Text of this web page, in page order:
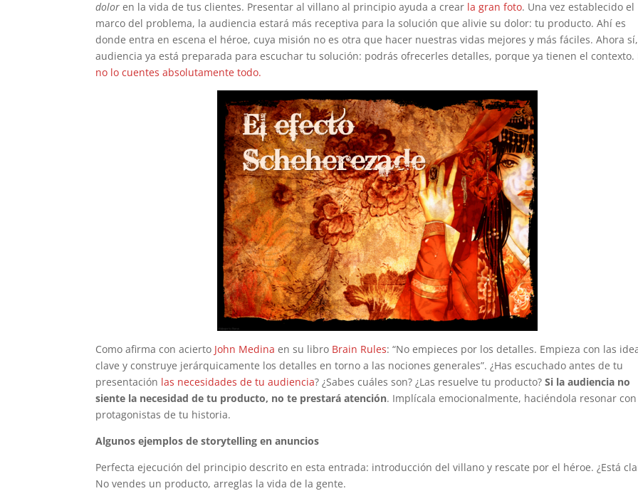
dolor en la vida de tus clientes. Presentar al villano al principio ayuda a crear la gran foto. Una vez establecido el
marco del problema, la audiencia estará más receptiva para la solución que alivie su dolor: tu producto. Ahí es
donde entra en escena el héroe, cuya misión no es otra que hacer nuestras vidas mejores y más fáciles. Ahora
audiencia ya está preparada para escuchar tu solución: podrás ofrecerles detalles, porque ya tienen el contexto.
no lo cuentes absolutamente todo.
Como afirma con acierto John Medina en su libro Brain Rules: “No empieces por los detalles. Empieza con las
clave y construye jerárquicamente los detalles en torno a las nociones generales”. ¿Has escuchado antes de tu
presentación las necesidades de tu audiencia? ¿Sabes cuáles son? ¿Las resuelve tu producto?Si la audiencia no
siente la necesidad de tu producto, no te prestará atención. Implícala emocionalmente, haciéndola resonar con
protagonistas de tu historia.
Algunos ejemplos de storytelling en anuncios
Perfecta ejecución del principio descrito en esta entrada: introducción del villano y rescate por el héroe. ¿Está
No vendes un producto, arreglas la vida de la gente.